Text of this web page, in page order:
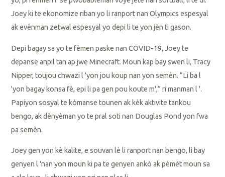
Joey ki te ekonomize riban yo li ranport nan Olympics espesyal
ak evènman zetwal espesyal yo depi li te yon jèn ti gason.
Depi bagay sa yo te fèmen paske nan COVID-19, Joey te
depanse anpil tan ap jwe Minecraft. Moun kap bay swen li, Tracy
Nipper, toujou chwazi l 'yon jou koup nan yon semèn. “Li ba l
'yon bagay konsa fè, epi li pa gen pou koute m',” ri manman l '.
Papiyon sosyal te kòmanse tounen ak kèk aktivite tankou
bengo, ak dènyèman yo te pral soti nan Douglas Pond yon fwa
pa semèn.
Joey gen yon kè kalite, e souvan lè li ranport nan bengo, li bay
genyen l 'nan yon moun ki pa te genyen ankò ak pèmèt moun sa